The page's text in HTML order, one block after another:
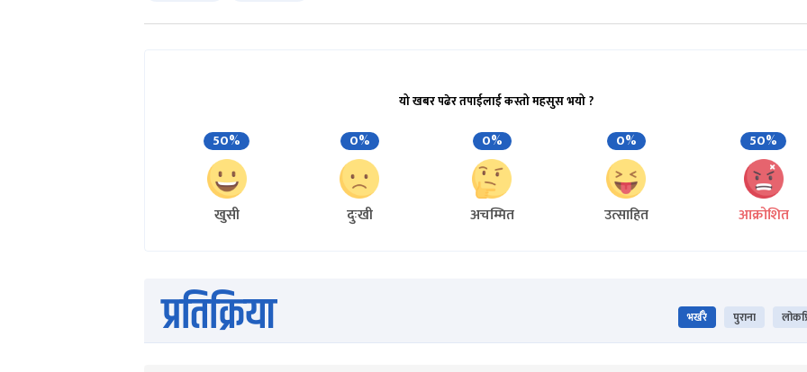
यो खबर पढेर तपाईलाई कस्तो महसुस भयो ?
50%
खुसी
0%
दुःखी
0%
अचम्मित
0%
उत्साहित
50%
आक्रोशित
प्रतिक्रिया भर्खरै पुराना